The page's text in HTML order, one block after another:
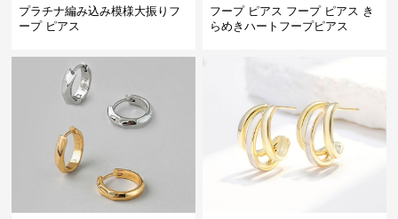
プラチナ編み込み模様大振りフ
ープ ピアス
フープ ピアス フープ ピアス き
らめきハートフープピアス